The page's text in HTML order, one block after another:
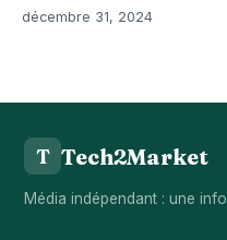
décembre 31, 2024
T Tech2Market
Média indépendant : une